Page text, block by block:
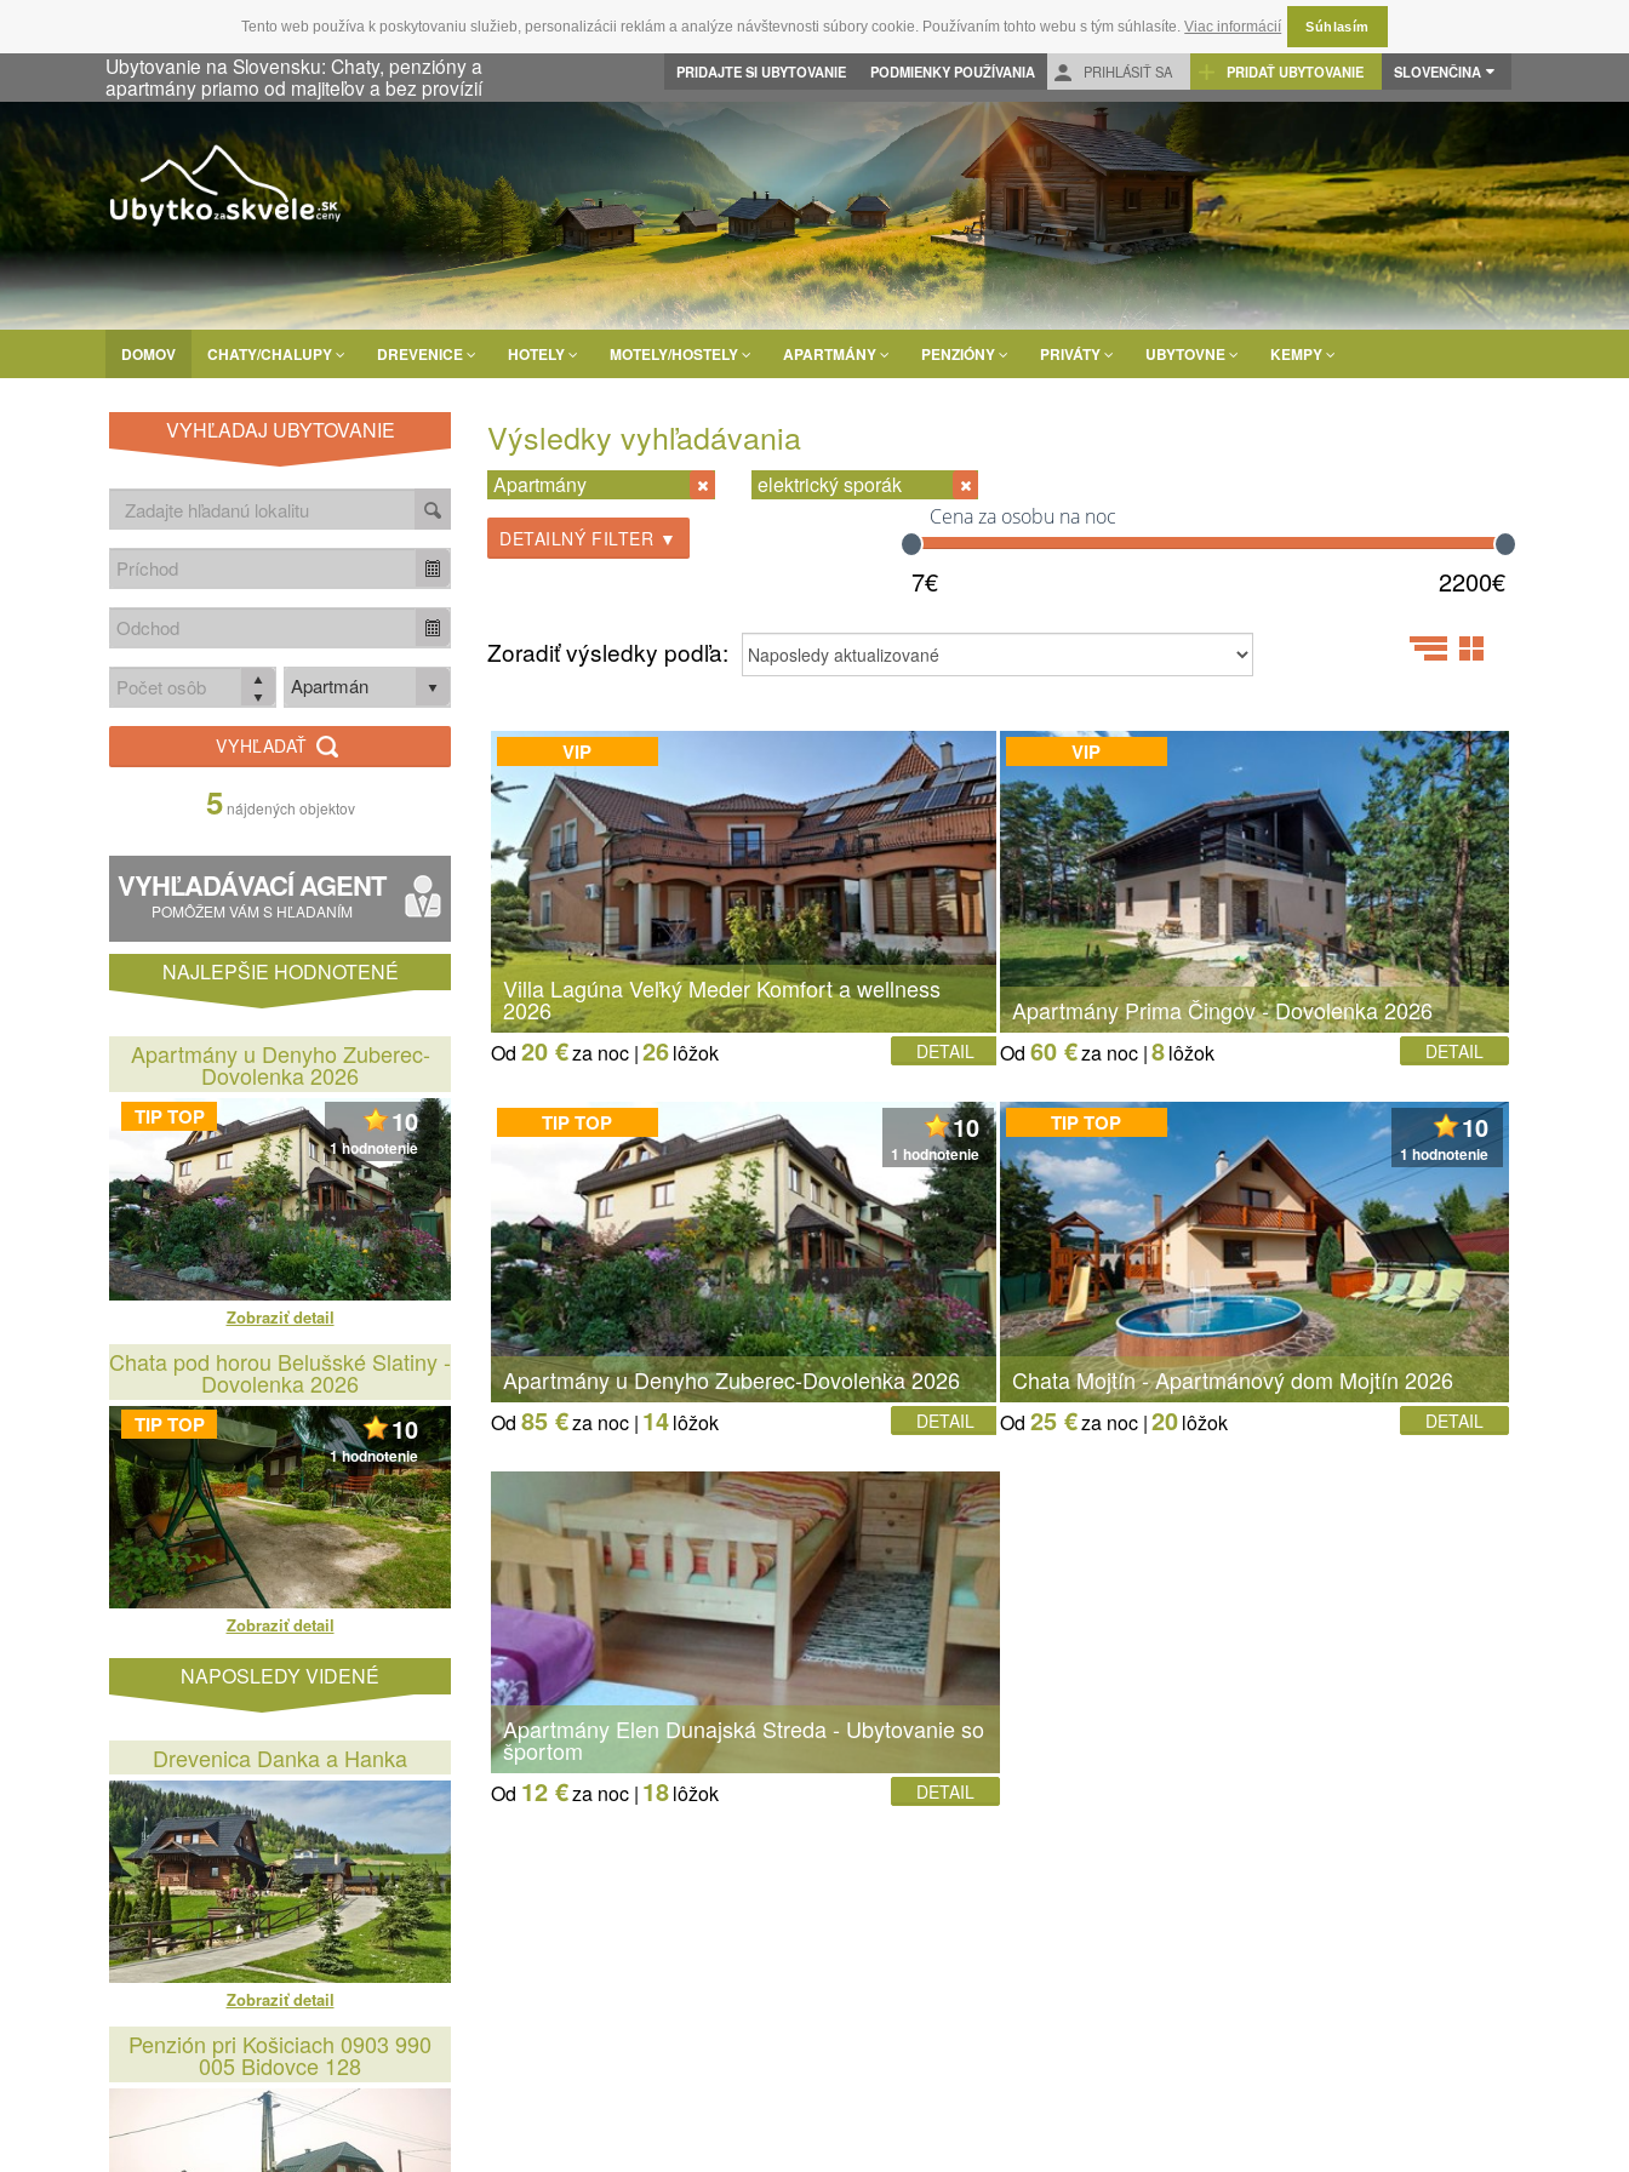
Tento web používa k poskytovaniu služieb, personalizácii reklám a analýze návštevnosti súbory cookie. Používaním tohto webu s tým súhlasíte.Viac informácií Súhlasím
Ubytovanie na Slovensku: Chaty, penzióny a
apartmány priamo od majiteľov a bez provízií
PRIDAJTE SI UBYTOVANIE PODMIENKY POUŽÍVANIA PRIHLÁSIŤ SA PRIDAŤ UBYTOVANIE SLOVENČINA
DOMOV CHATY/CHALUPY DREVENICE HOTELY MOTELY/HOSTELY APARTMÁNY PENZIÓNY PRIVÁTY UBYTOVNE KEMPY
VYHĽADAJ UBYTOVANIE
Apartmán
VYHĽADAŤ
5 nájdených objektov
VYHĽADÁVACÍ AGENT
POMÔŽEM VÁM S HĽADANÍM
NAJLEPŠIE HODNOTENÉ
Apartmány u Denyho Zuberec-
Dovolenka 2026
TIP TOP 10
1 hodnotenie
Zobraziť detail
Chata pod horou Belušské Slatiny -
Dovolenka 2026
TIP TOP 10
1 hodnotenie
Zobraziť detail
NAPOSLEDY VIDENÉ
Drevenica Danka a Hanka
Zobraziť detail
Penzión pri Košiciach 0903 990
005 Bidovce 128
Výsledky vyhľadávania
Apartmány elektrický sporák
DETAILNÝ FILTER ▼
Cena za osobu na noc
7€ 2200€
Zoradiť výsledky podľa:
VIP
Villa Lagúna Veľký Meder Komfort a wellness
2026
Od 20 €za noc |26lôžok DETAIL
VIP
Apartmány Prima Čingov - Dovolenka 2026
Od 60 €za noc |8lôžok DETAIL
TIP TOP 10
1 hodnotenie
Apartmány u Denyho Zuberec-Dovolenka 2026
Od 85 €za noc | 14lôžok DETAIL
TIP TOP 10
1 hodnotenie
Chata Mojtín - Apartmánový dom Mojtín 2026
Od 25 €za noc |20lôžok DETAIL
Apartmány Elen Dunajská Streda - Ubytovanie so
športom
Od 12 €za noc | 18lôžok DETAIL